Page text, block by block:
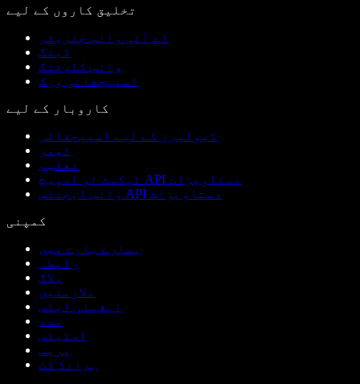
تخلیق کاروں کے لیے
اے آئی وائس جنریٹر
ڈبنگ
وائس کلوننگ
اسپیچفائی ورک
کاروبار کے لیے
ڈیولپرز کے لیے اسپیچفائی
ٹیمز
تعلیم
ٹیکسٹ ٹو اسپیچ API دستاویزات
وائس ایجنٹس API دستاویزات
کمپنی
ہمارے بارے میں
رابطہ
بلاگ
ملازمتیں
ایفیلی ایٹس
مدد
اسٹیٹس
پریس
برانڈ کٹ